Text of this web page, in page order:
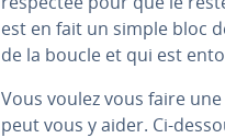
est en fait un simple bloc
de la boucle et qui est
Vous voulez vous faire
peut vous y aider. Ci-